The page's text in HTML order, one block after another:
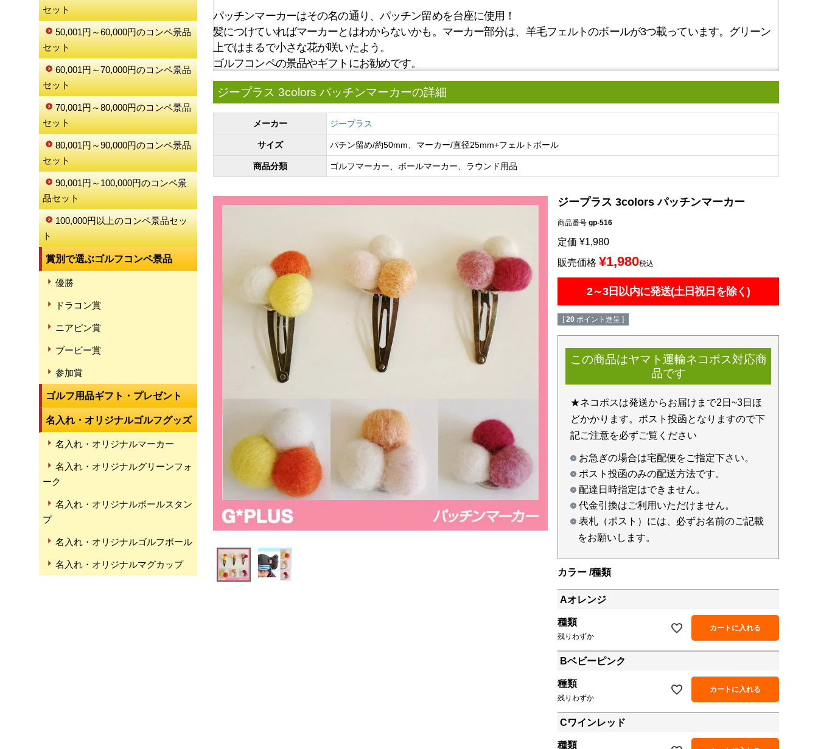
セット
50,001円～60,000円のコンペ景品
セット
60,001円～70,000円のコンペ景品
セット
70,001円～80,000円のコンペ景品
セット
80,001円～90,000円のコンペ景品
セット
90,001円～100,000円のコンペ景
品セット
100,000円以上のコンペ景品セッ
ト
賞別で選ぶゴルフコンペ景品
優勝
ドラコン賞
ニアピン賞
ブービー賞
参加賞
ゴルフ用品ギフト・プレゼント
名入れ・オリジナルゴルフグッズ
名入れ・オリジナルマーカー
名入れ・オリジナルグリーンフォ
ーク
名入れ・オリジナルボールスタン
プ
名入れ・オリジナルゴルフボール
名入れ・オリジナルマグカップ
パッチンマーカーはその名の通り、パッチン留めを台座に使用！
髪につけていればマーカーとはわからないかも。マーカー部分は、羊毛フェルトのボールが3つ載っています。グリーン
上ではまるで小さな花が咲いたよう。
ゴルフコンペの景品やギフトにお勧めです。
ジープラス 3colors パッチンマーカーの詳細
メーカー ジープラス
サイズ パチン留め/約50mm、マーカー/直径25mm+フェルトボール
商品分類 ゴルフマーカー、ボールマーカー、ラウンド用品
ジープラス 3colors パッチンマーカー
商品番号 gp-516
定価 ¥1,980
販売価格 ¥1,980税込
2～3日以内に発送(土日祝日を除く)
[ 20 ポイント進呈 ]
この商品はヤマト運輸ネコポス対応商
品です
★ネコポスは発送からお届けまで2日~3日ほ
どかかります。ポスト投函となりますので下
記ご注意を必ずご覧ください
お急ぎの場合は宅配便をご指定下さい。
ポスト投函のみの配送方法です。
配達日時指定はできません。
代金引換はご利用いただけません。
表札（ポスト）には、必ずお名前のご記載
をお願いします。
カラー 種類
Aオレンジ
種類
残りわずか
カートに入れる
Bベビーピンク
種類
残りわずか
カートに入れる
Cワインレッド
種類